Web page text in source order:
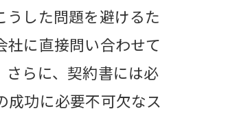
した問題を避けるた
社に直接問い合わせて
らに、契約書には必
功に必要不可欠なス